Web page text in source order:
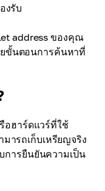
งรับ
address ของคุณ
ขั้นตอนการค้นหาที่
อฮาร์ดแวร์ที่ใช้
ารถเก็บเหรียญจริง
การยืนยันความเป็น